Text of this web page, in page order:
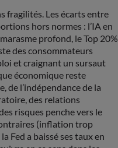
fragilités. Les écarts entre
hors normes : l’IA en
profond, le Top 20%
des consommateurs
et craignant un sursaut
économique reste
de l’indépendance de la
des relations
risques penche vers le
(inflation trop
Fed a baissé ses taux en